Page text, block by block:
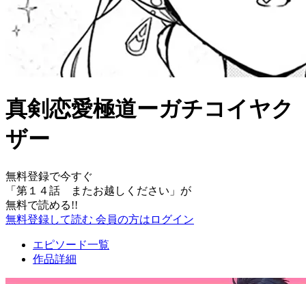
真剣恋愛極道ーガチコイヤク
ザー
無料登録で今すぐ
「 第１４話 またお越しください 」が
無料で読める!!
無料登録して読む 会員の方はログイン
エピソード一覧
作品詳細